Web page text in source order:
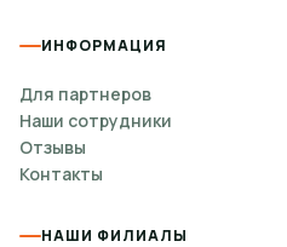
ИНФОРМАЦИЯ
Для партнеров
Наши сотрудники
Отзывы
Контакты
НАШИ ФИЛИАЛЫ